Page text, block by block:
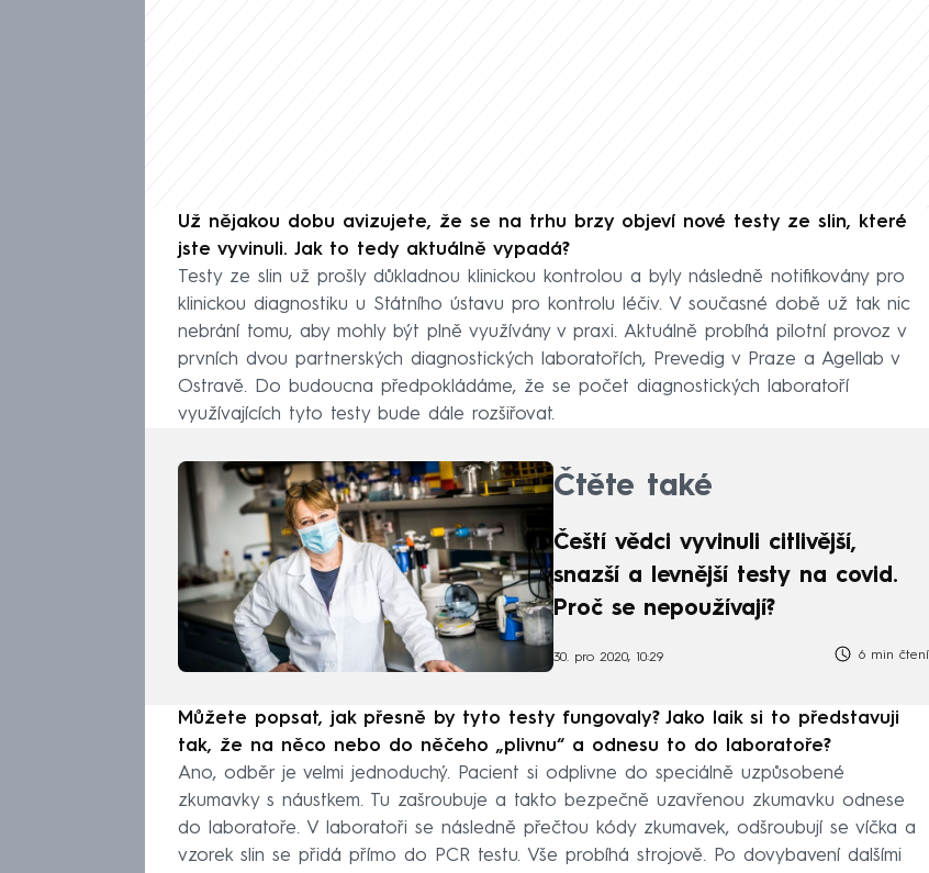
Už nějakou dobu avizujete, že se na trhu brzy objeví nové testy ze slin, které
jste vyvinuli. Jak to tedy aktuálně vypadá?
Testy ze slin už prošly důkladnou klinickou kontrolou a byly následně notifikovány pro
klinickou diagnostiku u Státního ústavu pro kontrolu léčiv. V současné době už tak nic
nebrání tomu, aby mohly být plně využívány v praxi. Aktuálně probíhá pilotní provoz v
prvních dvou partnerských diagnostických laboratořích, Prevedig v Praze a Agellab v
Ostravě. Do budoucna předpokládáme, že se počet diagnostických laboratoří
využívajících tyto testy bude dále rozšiřovat.
Čtěte také
Čeští vědci vyvinuli citlivější,
snazší a levnější testy na covid.
Proč se nepoužívají?
30. pro 2020, 10:29 6 min čtení
Můžete popsat, jak přesně by tyto testy fungovaly? Jako laik si to představuji
tak, že na něco nebo do něčeho „plivnu“ a odnesu to do laboratoře?
Ano, odběr je velmi jednoduchý. Pacient si odplivne do speciálně uzpůsobené
zkumavky s náustkem. Tu zašroubuje a takto bezpečně uzavřenou zkumavku odnese
do laboratoře. V laboratoři se následně přečtou kódy zkumavek, odšroubují se víčka a
vzorek slin se přidá přímo do PCR testu. Vše probíhá strojově. Po dovybavení dalšími